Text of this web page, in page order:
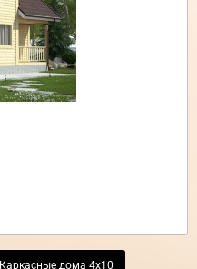
Каркасные дома 4х10